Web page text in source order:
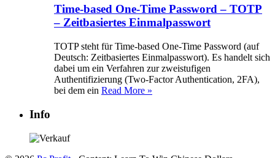
Time-based One-Time Password – TOTP
– Zeitbasiertes Einmalpasswort
TOTP steht für Time-based One-Time Password (auf
Deutsch: Zeitbasiertes Einmalpasswort). Es handelt sich
dabei um ein Verfahren zur zweistufigen
Authentifizierung (Two-Factor Authentication, 2FA),
bei dem ein Read More »
Info